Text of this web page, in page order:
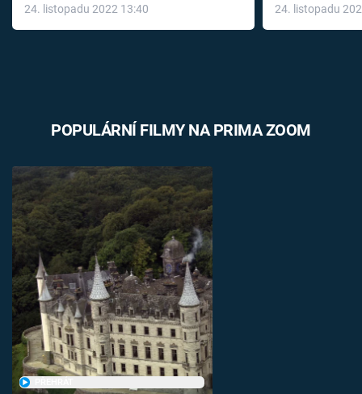
24. listopadu 2022 13:40
léky
24. listopadu
POPULÁRNÍ FILMY NA PRIMA ZOOM